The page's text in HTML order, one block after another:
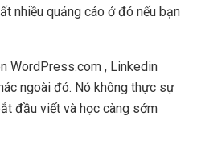
nhiều quảng cáo ở đó nếu bạn
WordPress.com , Linkedin
ngoài đó. Nó không thực sự
đầu viết và học càng sớm